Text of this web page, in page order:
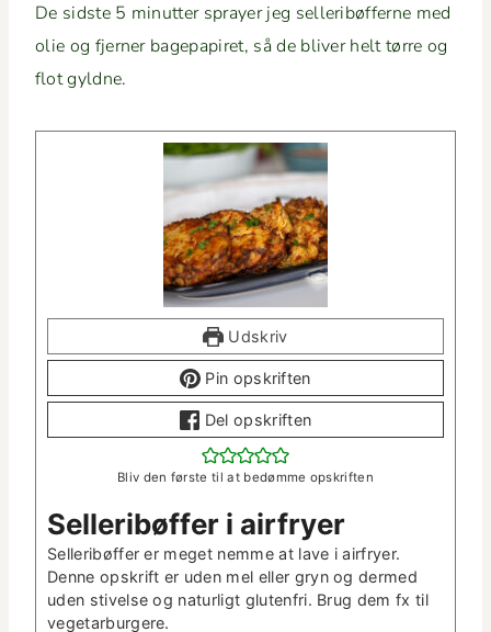
De sid­ste 5 min­ut­ter sprayer jeg sel­l­eribøf­ferne med
olie og fjern­er bagepa­piret, så de bliv­er helt tørre og
flot gyldne.
Udskriv
Pin opskriften
Del opskriften
Bliv den første til at bedømme opskriften
Sel­l­eribøf­fer i airfryer
Sel­l­eribøf­fer er meget nemme at lave i air­fry­er.
Denne opskrift er uden mel eller gryn og dermed
uden stivelse og naturligt gluten­fri. Brug dem fx til
vegetarburgere.